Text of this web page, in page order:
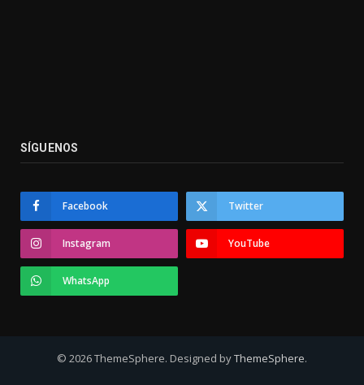
SÍGUENOS
Facebook Twitter
Instagram YouTube
WhatsApp
© 2026 ThemeSphere. Designed byThemeSphere.